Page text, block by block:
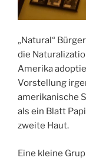
„Natural“
die
Amerika
Vorstellung
amerikanische
als ein Blatt
zweite Haut.
Eine kleine